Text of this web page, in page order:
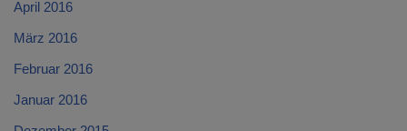
April 2016
März 2016
Februar 2016
Januar 2016